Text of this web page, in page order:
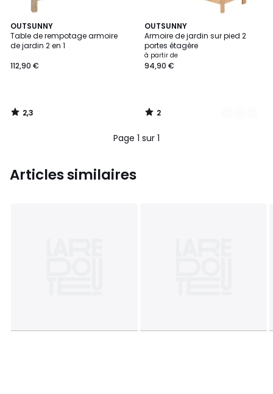
OUTSUNNY
Table de rempotage armoire
de jardin 2 en 1
112,90 €
2,3
/ 5
2,3
/
OUTSUNNY
Armoire de jardin sur pied 2
portes étagère
à partir de
94,90 €
2
/
5
2
Couleurs
2
/
Page 1 sur 1
Articles similaires